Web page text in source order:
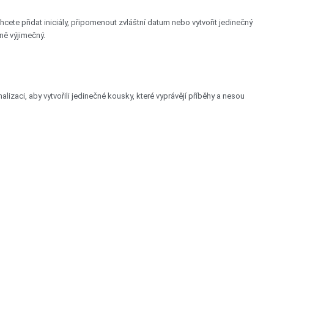
přidat iniciály, připomenout zvláštní datum nebo vytvořit jedinečný
výjimečný.
aby vytvořili jedinečné kousky, které vyprávějí příběhy a nesou